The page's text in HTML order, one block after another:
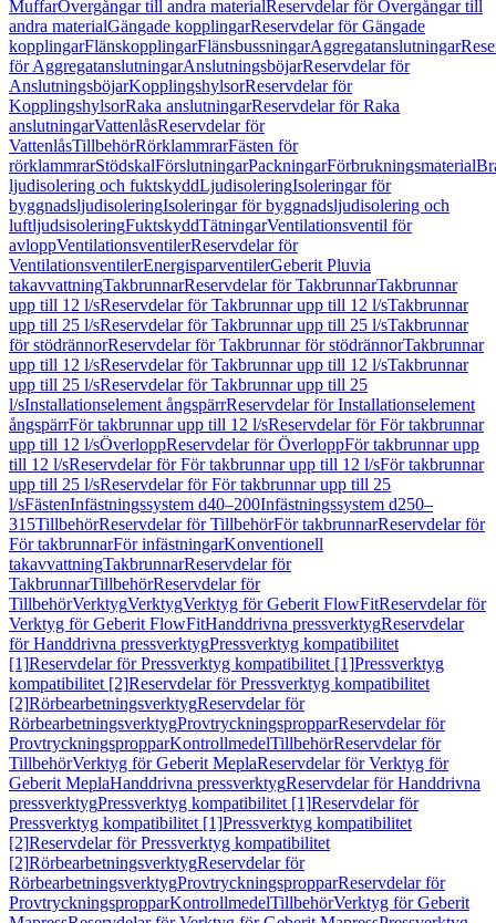
MuffarÖvergångar till andra materialReservdelar för Övergångar till
andra materialGängade kopplingarReservdelar för Gängade
kopplingarFlänskopplingarFlänsbussningarAggregatanslutningar
för AggregatanslutningarAnslutningsböjarReservdelar för
AnslutningsböjarKopplingshylsorReservdelar för
KopplingshylsorRaka anslutningarReservdelar för Raka
anslutningarVattenlåsReservdelar för
VattenlåsTillbehörRörklammrarFästen för
rörklammrarStödskalFörslutningarPackningarFörbrukningsmaterial
ljudisolering och fuktskyddLjudisoleringIsoleringar för
byggnadsljudisoleringIsoleringar för byggnadsljudisolering och
luftljudsisoleringFuktskyddTätningarVentilationsventil för
avloppVentilationsventilerReservdelar för
VentilationsventilerEnergisparventilerGeberit Pluvia
takavvattningTakbrunnarReservdelar för TakbrunnarTakbrunnar
upp till 12 l/sReservdelar för Takbrunnar upp till 12 l/sTakbrunnar
upp till 25 l/sReservdelar för Takbrunnar upp till 25 l/sTakbrunnar
för stödrännorReservdelar för Takbrunnar för stödrännorTakbrunnar
upp till 12 l/sReservdelar för Takbrunnar upp till 12 l/sTakbrunnar
upp till 25 l/sReservdelar för Takbrunnar upp till 25
l/sInstallationselement ångspärrReservdelar för Installationselement
ångspärrFör takbrunnar upp till 12 l/sReservdelar för För takbrunnar
upp till 12 l/sÖverloppReservdelar för ÖverloppFör takbrunnar upp
till 12 l/sReservdelar för För takbrunnar upp till 12 l/sFör takbrunnar
upp till 25 l/sReservdelar för För takbrunnar upp till 25
l/sFästenInfästningssystem d40–200Infästningssystem d250–
315TillbehörReservdelar för TillbehörFör takbrunnarReservdelar för
För takbrunnarFör infästningarKonventionell
takavvattningTakbrunnarReservdelar för
TakbrunnarTillbehörReservdelar för
TillbehörVerktygVerktygVerktyg för Geberit FlowFitReservdelar för
Verktyg för Geberit FlowFitHanddrivna pressverktygReservdelar
för Handdrivna pressverktygPressverktyg kompatibilitet
[1]Reservdelar för Pressverktyg kompatibilitet [1]Pressverktyg
kompatibilitet [2]Reservdelar för Pressverktyg kompatibilitet
[2]RörbearbetningsverktygReservdelar för
RörbearbetningsverktygProvtryckningspropparReservdelar för
ProvtryckningspropparKontrollmedelTillbehörReservdelar för
TillbehörVerktyg för Geberit MeplaReservdelar för Verktyg för
Geberit MeplaHanddrivna pressverktygReservdelar för Handdrivna
pressverktygPressverktyg kompatibilitet [1]Reservdelar för
Pressverktyg kompatibilitet [1]Pressverktyg kompatibilitet
[2]Reservdelar för Pressverktyg kompatibilitet
[2]RörbearbetningsverktygReservdelar för
RörbearbetningsverktygProvtryckningspropparReservdelar för
ProvtryckningspropparKontrollmedelTillbehörVerktyg för Geberit